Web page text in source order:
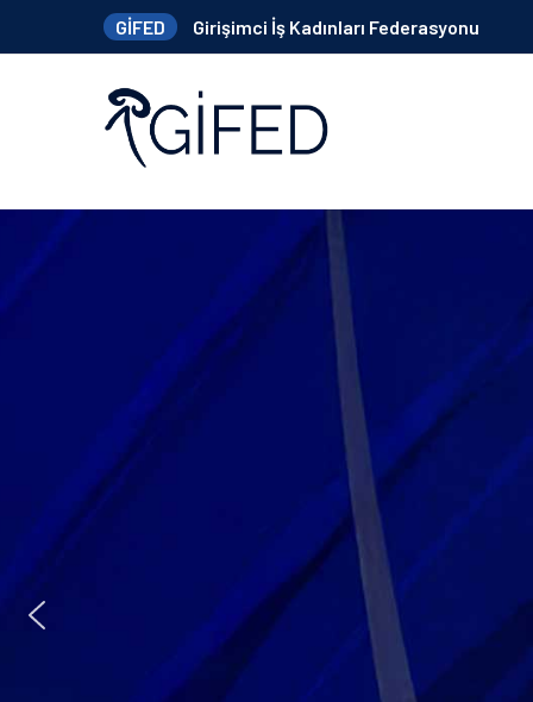
GİFED Girişimci İş Kadınları Federasyonu